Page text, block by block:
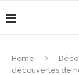
Home
découvertes de